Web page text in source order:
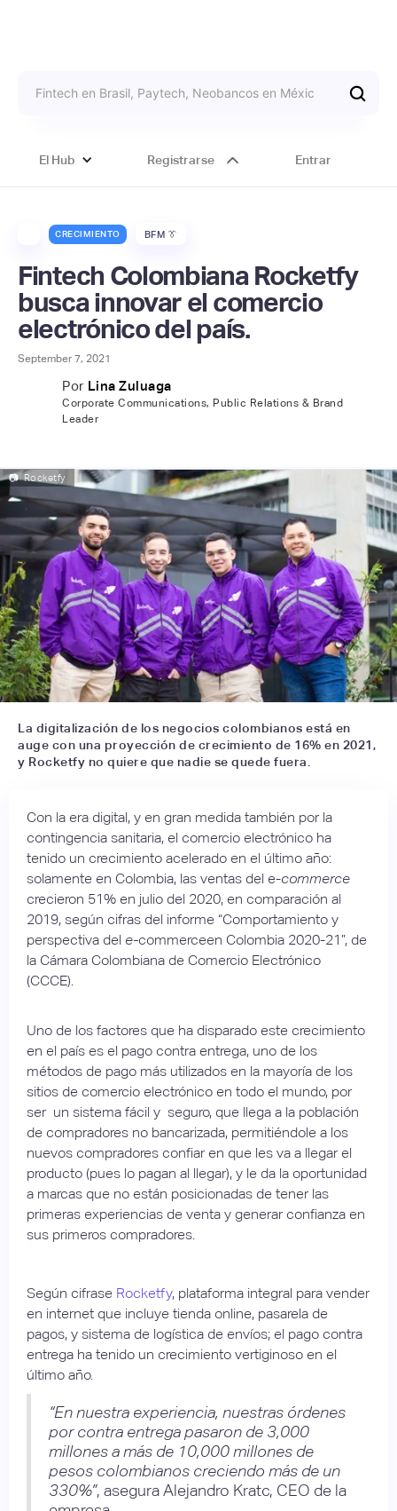
El Hub Registrarse Entrar
CRECIMIENTO BFM 👔
Fintech Colombiana Rocketfy
busca innovar el comercio
electrónico del país.
September 7, 2021
Por Lina Zuluaga
Corporate Communications, Public Relations & Brand
Leader
📷 Rocketfy
La digitalización de los negocios colombianos está en
auge con una proyección de crecimiento de 16% en 2021,
y Rocketfy no quiere que nadie se quede fuera.
Con la era digital, y en gran medida también por la
contingencia sanitaria, el comercio electrónico ha
tenido un crecimiento acelerado en el último año:
solamente en Colombia, las ventas del e-commerce
crecieron 51% en julio del 2020, en comparación al
2019, según cifras del informe “Comportamiento y
perspectiva del e-commerceen Colombia 2020-21”, de
la Cámara Colombiana de Comercio Electrónico
(CCCE).
Uno de los factores que ha disparado este crecimiento
en el país es el pago contra entrega, uno de los
métodos de pago más utilizados en la mayoría de los
sitios de comercio electrónico en todo el mundo, por
ser un sistema fácil y seguro, que llega a la población
de compradores no bancarizada, permitiéndole a los
nuevos compradores confiar en que les va a llegar el
producto (pues lo pagan al llegar), y le da la oportunidad
a marcas que no están posicionadas de tener las
primeras experiencias de venta y generar confianza en
sus primeros compradores.
Según cifrase Rocketfy, plataforma integral para vender
en internet que incluye tienda online, pasarela de
pagos, y sistema de logística de envíos; el pago contra
entrega ha tenido un crecimiento vertiginoso en el
último año.
“En nuestra experiencia, nuestras órdenes
por contra entrega pasaron de 3,000
millones a más de 10,000 millones de
pesos colombianos creciendo más de un
330%”, asegura Alejandro Kratc, CEO de la